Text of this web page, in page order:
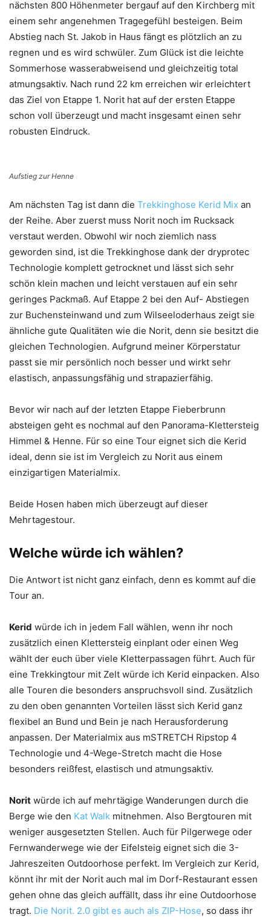
nächsten 800 Höhenmeter bergauf auf den Kirchberg mit
einem sehr angenehmen Tragegefühl besteigen. Beim
Abstieg nach St. Jakob in Haus fängt es plötzlich an zu
regnen und es wird schwüler. Zum Glück ist die leichte
Sommerhose wasserabweisend und gleichzeitig total
atmungsaktiv. Nach rund 22 km erreichen wir erleichtert
das Ziel von Etappe 1. Norit hat auf der ersten Etappe
schon voll überzeugt und macht insgesamt einen sehr
robusten Eindruck.
Aufstieg zur Henne
Am nächsten Tag ist dann die Trekkinghose Kerid Mix an
der Reihe. Aber zuerst muss Norit noch im Rucksack
verstaut werden. Obwohl wir noch ziemlich nass
geworden sind, ist die Trekkinghose dank der dryprotec
Technologie komplett getrocknet und lässt sich sehr
schön klein machen und leicht verstauen auf ein sehr
geringes Packmaß. Auf Etappe 2 bei den Auf- Abstiegen
zur Buchensteinwand und zum Wilseeloderhaus zeigt sie
ähnliche gute Qualitäten wie die Norit, denn sie besitzt die
gleichen Technologien. Aufgrund meiner Körperstatur
passt sie mir persönlich noch besser und wirkt sehr
elastisch, anpassungsfähig und strapazierfähig.
Bevor wir nach auf der letzten Etappe Fieberbrunn
absteigen geht es nochmal auf den Panorama-Klettersteig
Himmel & Henne. Für so eine Tour eignet sich die Kerid
ideal, denn sie ist im Vergleich zu Norit aus einem
einzigartigen Materialmix.
Beide Hosen haben mich überzeugt auf dieser
Mehrtagestour.
Welche würde ich wählen?
Die Antwort ist nicht ganz einfach, denn es kommt auf die
Tour an.
Kerid würde ich in jedem Fall wählen, wenn ihr noch
zusätzlich einen Klettersteig einplant oder einen Weg
wählt der euch über viele Kletterpassagen führt. Auch für
eine Trekkingtour mit Zelt würde ich Kerid einpacken. Also
alle Touren die besonders anspruchsvoll sind. Zusätzlich
zu den oben genannten Vorteilen lässt sich Kerid ganz
flexibel an Bund und Bein je nach Herausforderung
anpassen. Der Materialmix aus mSTRETCH Ripstop 4
Technologie und 4-Wege-Stretch macht die Hose
besonders reißfest, elastisch und atmungsaktiv.
Norit würde ich auf mehrtägige Wanderungen durch die
Berge wie den Kat Walk mitnehmen. Also Bergtouren mit
weniger ausgesetzten Stellen. Auch für Pilgerwege oder
Fernwanderwege wie der Eifelsteig eignet sich die 3-
Jahreszeiten Outdoorhose perfekt. Im Vergleich zur Kerid,
könnt ihr mit der Norit auch mal im Dorf-Restaurant essen
gehen ohne das gleich auffällt, dass ihr eine Outdoorhose
tragt. Die Norit. 2.0 gibt es auch als ZIP-Hose, so dass ihr